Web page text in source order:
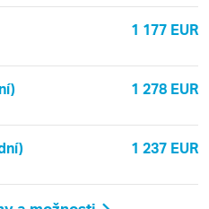
1 177 EUR
1 278 EUR
1 237 EUR